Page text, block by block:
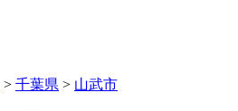
> 千葉県 > 山武市